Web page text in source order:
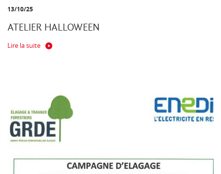
13/10/25
ATELIER HALLOWEEN
Lire la suite